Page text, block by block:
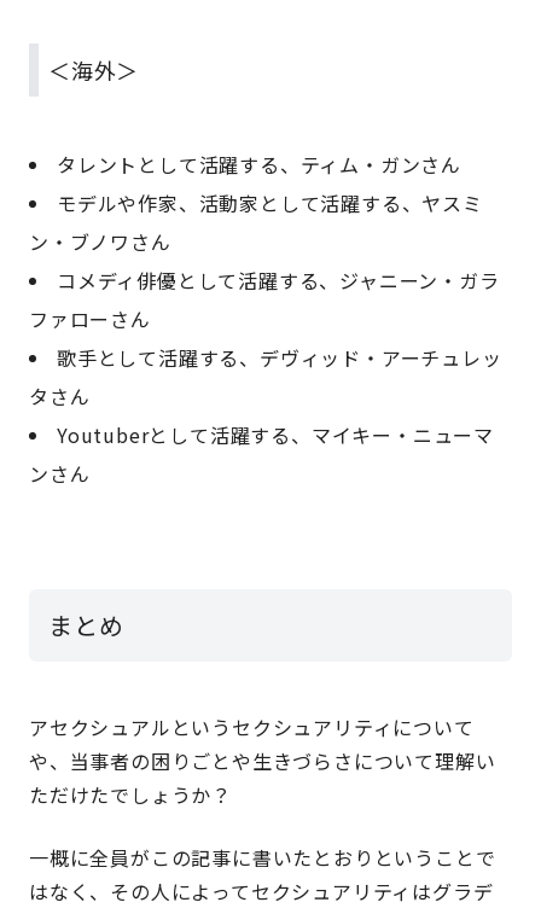
＜海外＞
タレントとして活躍する、ティム・ガンさん
モデルや作家、活動家として活躍する、ヤスミ
ン・ブノワさん
コメディ俳優として活躍する、ジャニーン・ガラ
ファローさん
歌手として活躍する、デヴィッド・アーチュレッ
タさん
Youtuberとして活躍する、マイキー・ニューマ
ンさん
まとめ
アセクシュアルというセクシュアリティについて
や、当事者の困りごとや生きづらさについて理解い
ただけたでしょうか？
一概に全員がこの記事に書いたとおりということで
はなく、その人によってセクシュアリティはグラデ